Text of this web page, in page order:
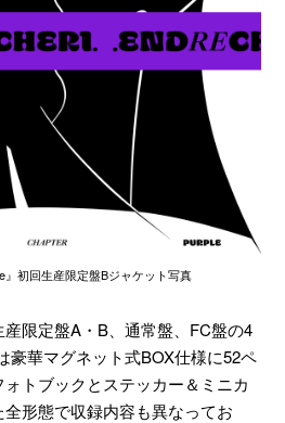
』初回生産限定盤Bジャケット写真
限定盤A・B、通常盤、FC盤の4
豪華マグネット式BOX仕様に52ペ
トブックとステッカー＆ミニカ
形態で収録内容も異なってお